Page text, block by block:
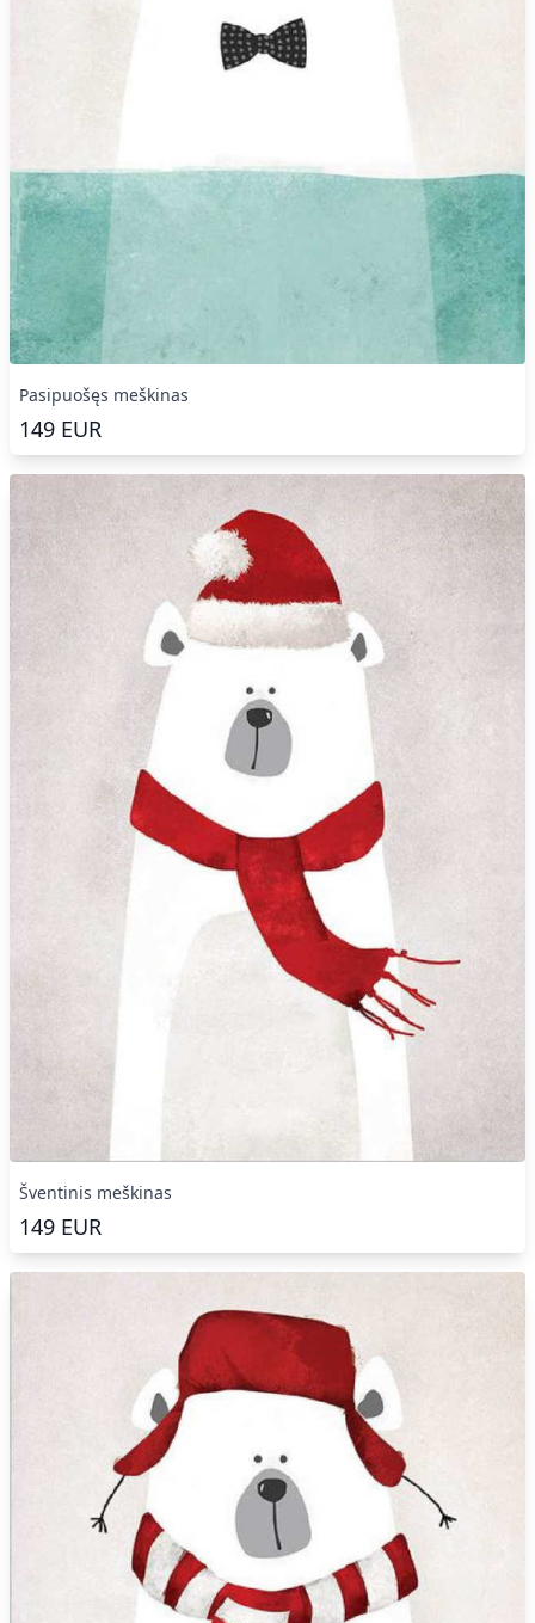
Pasipuošęs meškinas
149 EUR
Šventinis meškinas
149 EUR